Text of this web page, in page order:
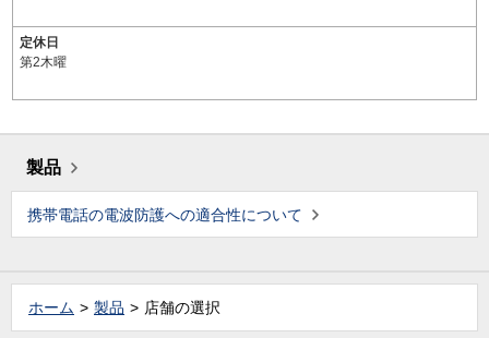
定休日
第2木曜
製品
携帯電話の電波防護への適合性について
ホーム 製品 店舗の選択